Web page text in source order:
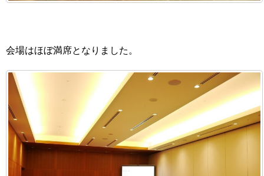
会場はほぼ満席となりました。